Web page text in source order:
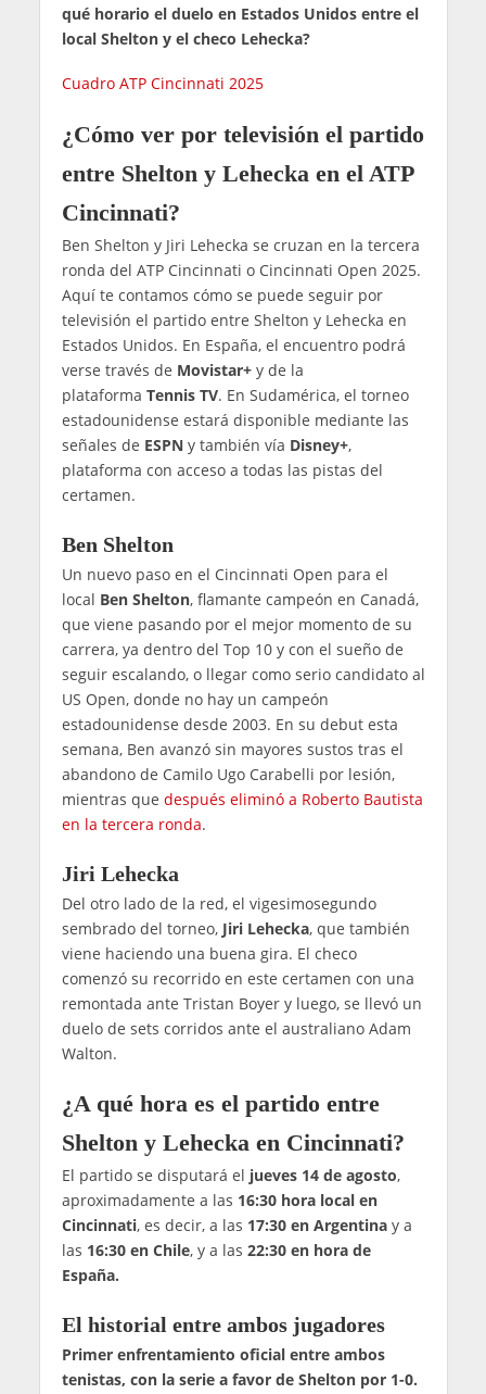
qué horario el duelo en Estados Unidos entre el
local Shelton y el checo Lehecka?
Cuadro ATP Cincinnati 2025
¿Cómo ver por televisión el partido
entre Shelton y Lehecka en el ATP
Cincinnati?
Ben Shelton y Jiri Lehecka se cruzan en la tercera
ronda del ATP Cincinnati o Cincinnati Open 2025.
Aquí te contamos cómo se puede seguir por
televisión el partido entre Shelton y Lehecka en
Estados Unidos. En España, el encuentro podrá
verse través de Movistar+ y de la
plataforma Tennis TV. En Sudamérica, el torneo
estadounidense estará disponible mediante las
señales de ESPNy también vía Disney+,
plataforma con acceso a todas las pistas del
certamen.
Ben Shelton
Un nuevo paso en el Cincinnati Open para el
local Ben Shelton, flamante campeón en Canadá,
que viene pasando por el mejor momento de su
carrera, ya dentro del Top 10 y con el sueño de
seguir escalando, o llegar como serio candidato al
US Open, donde no hay un campeón
estadounidense desde 2003. En su debut esta
semana, Ben avanzó sin mayores sustos tras el
abandono de Camilo Ugo Carabelli por lesión,
mientras que después eliminó a Roberto Bautista
en la tercera ronda.
Jiri Lehecka
Del otro lado de la red, el vigesimosegundo
sembrado del torneo, Jiri Lehecka, que también
viene haciendo una buena gira. El checo
comenzó su recorrido en este certamen con una
remontada ante Tristan Boyer y luego, se llevó un
duelo de sets corridos ante el australiano Adam
Walton.
¿A qué hora es el partido entre
Shelton y Lehecka en Cincinnati?
El partido se disputará el jueves 14de agosto,
aproximadamente a las 16:30 hora local en
Cincinnati, es decir, a las 17:30 en Argentina y a
las 16:30 en Chile, y a las 22:30 en hora de
España.
El historial entre ambos jugadores
Primer enfrentamiento oficial entre ambos
tenistas, con la serie a favor de Shelton por 1-0.